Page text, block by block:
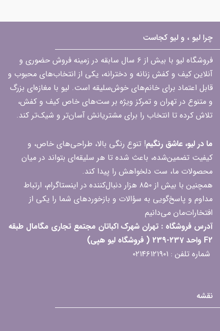
چرا لیو ، و لیو کجاست
فروشگاه لیو با بیش از ۶ سال سابقه در زمینه فروش حضوری و
آنلاین کیف و کفش زنانه و دخترانه، یکی از انتخاب‌های محبوب و
قابل اعتماد برای خانم‌های خوش‌سلیقه است. لیو با مغازه‌ای بزرگ
و متنوع در تهران و تمرکز ویژه بر ست‌های خاص کیف و کفش،
تلاش کرده تا انتخاب را برای مشتریانش آسان‌تر و شیک‌تر کند.
ما در لیو، عاشق رنگیم! تنوع رنگی بالا، طراحی‌های خاص، و
کیفیت تضمین‌شده، باعث شده تا هر سلیقه‌ای بتواند در میان
محصولات ما، ست دلخواهش را پیدا کند.
همچنین با بیش از ۸۵۰ هزار دنبال‌کننده در اینستاگرام، ارتباط
مداوم و پاسخ‌گویی به سؤالات و بازخوردهای شما را یکی از
افتخارات‌مان می‌دانیم
آدرس فروشگاه : تهران شهرک اکباتان مجتمع تجاری مگامال طبقه
F2 واحد 237-239 ( فروشگاه لیو هپی)
شماره تلفن : ۰۲۱۴۶۱۲۱۹۰۱
نقشه